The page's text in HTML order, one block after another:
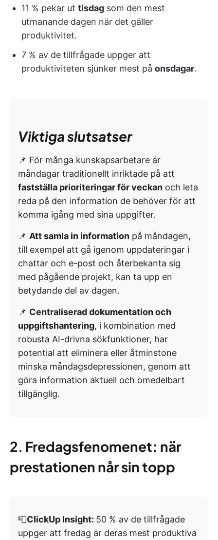
11 % pekar ut tisdag som den mest
utmanande dagen när det gäller
produktivitet.
7 % av de tillfrågade uppger att
produktiviteten sjunker mest på onsdagar.
Viktiga slutsatser
📌 För många kunskapsarbetare är
måndagar traditionellt inriktade på att
fastställa prioriteringar för veckan och leta
reda på den information de behöver för att
komma igång med sina uppgifter.
📌 Att samla in information på måndagen,
till exempel att gå igenom uppdateringar i
chattar och e-post och återbekanta sig
med pågående projekt, kan ta upp en
betydande del av dagen.
📌 Centraliserad dokumentation och
uppgiftshantering, i kombination med
robusta AI-drivna sökfunktioner, har
potential att eliminera eller åtminstone
minska måndagsdepressionen, genom att
göra information aktuell och omedelbart
tillgänglig.
2. Fredagsfenomenet: när
prestationen når sin topp
📮ClickUp Insight: 50 % av de tillfrågade
uppger att fredag är deras mest produktiva